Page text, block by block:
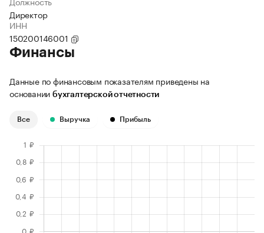
Директор
ИНН
150200146001
Финансы
Данные по финансовым показателям приведены на
основании бухгалтерской отчетности
Все Выручка Прибыль